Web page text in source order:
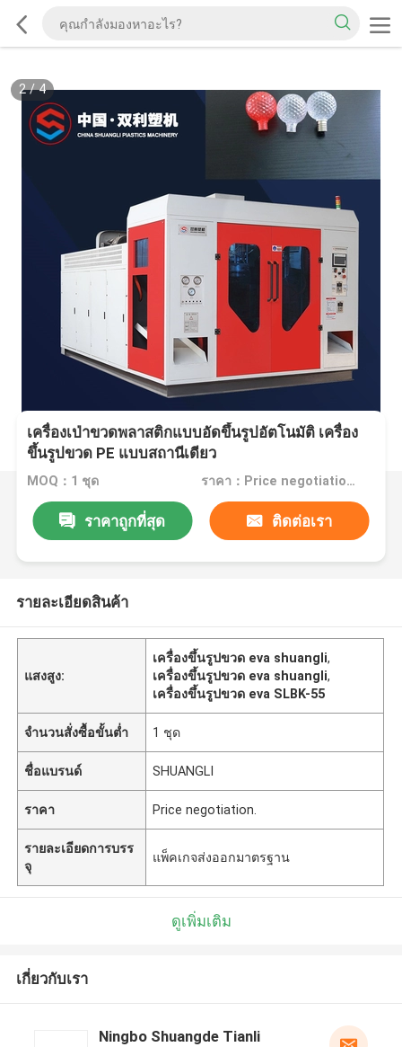
2/4
เครื่องเป่าขวดพลาสติกแบบอัดขึ้นรูปอัตโนมัติ เครื่อง
ขึ้นรูปขวด PE แบบสถานีเดียว
MOQ：1 ชุด ราคา：Price negotiation.
ราคาถูกที่สุด ติดต่อเรา
รายละเอียดสินค้า
แสงสูง:
เครื่องขึ้นรูปขวด eva shuangli,
เครื่องขึ้นรูปขวด eva shuangli,
เครื่องขึ้นรูปขวด eva SLBK-55
จำนวนสั่งซื้อขั้นต่ำ 1 ชุด
ชื่อแบรนด์ SHUANGLI
ราคา Price negotiation.
รายละเอียดการบรร
จุ
แพ็คเกจส่งออกมาตรฐาน
ดูเพิ่มเติม
เกี่ยวกับเรา
Ningbo Shuangde Tianli